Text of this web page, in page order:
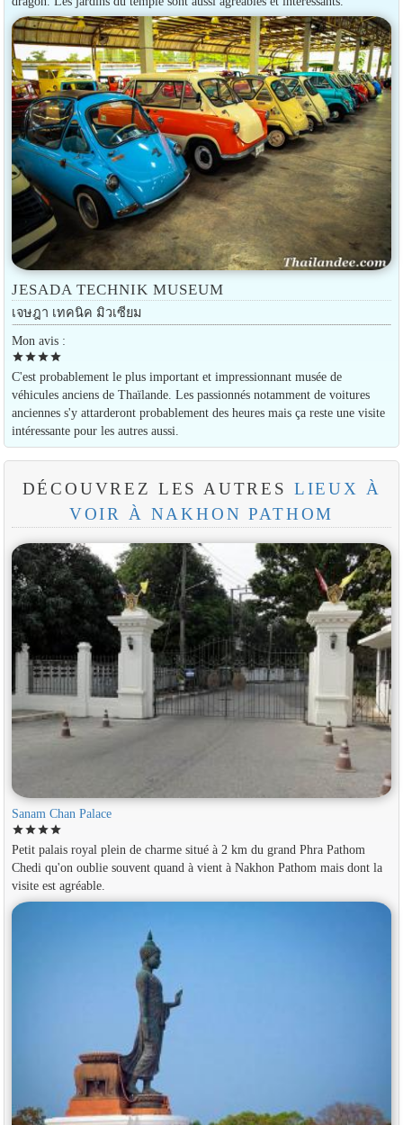
JESADA TECHNIK MUSEUM
เจษฎา เทคนิค มิวเซียม
Mon avis :
starstarstarstar
C'est probablement le plus important et impressionnant musée de
véhicules anciens de Thaïlande. Les passionnés notamment de voitures
anciennes s'y attarderont probablement des heures mais ça reste une visite
intéressante pour les autres aussi.
DÉCOUVREZ LES AUTRES LIEUX À
VOIR À NAKHON PATHOM
Sanam Chan Palace
starstarstarstar
Petit palais royal plein de charme situé à 2 km du grand Phra Pathom
Chedi qu'on oublie souvent quand à vient à Nakhon Pathom mais dont la
visite est agréable.